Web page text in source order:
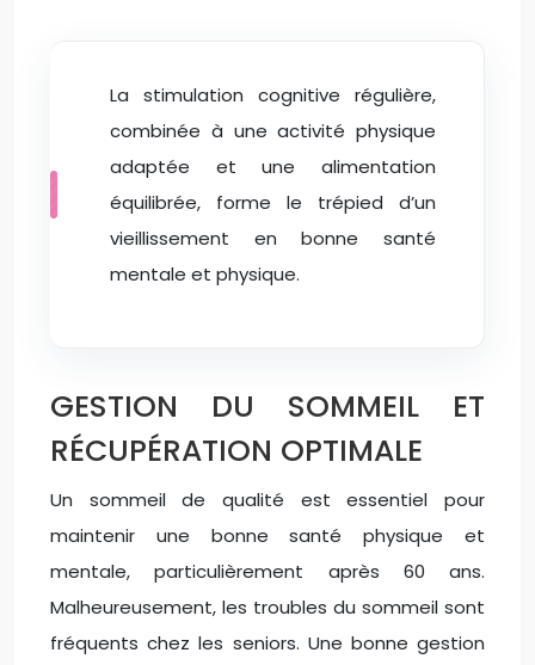
La stimulation cognitive régulière,
combinée à une activité physique
adaptée et une alimentation
équilibrée, forme le trépied d’un
vieillissement en bonne santé
mentale et physique.
GESTION DU SOMMEIL ET
RÉCUPÉRATION OPTIMALE
Un sommeil de qualité est essentiel pour
maintenir une bonne santé physique et
mentale, particulièrement après 60 ans.
Malheureusement, les troubles du sommeil sont
fréquents chez les seniors. Une bonne gestion